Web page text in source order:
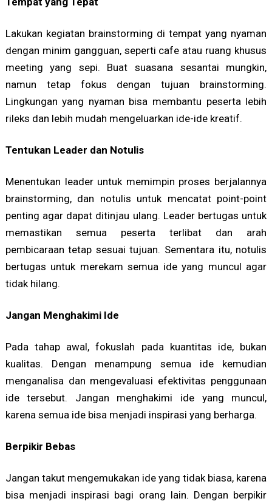
Lakukan kegiatan brainstorming di tempat yang nyaman
dengan minim gangguan, seperti cafe atau ruang khusus
meeting yang sepi. Buat suasana sesantai mungkin,
namun tetap fokus dengan tujuan brainstorming.
Lingkungan yang nyaman bisa membantu peserta lebih
rileks dan lebih mudah mengeluarkan ide-ide kreatif.
Tentukan Leader dan Notulis
Menentukan leader untuk memimpin proses berjalannya
brainstorming, dan notulis untuk mencatat point-point
penting agar dapat ditinjau ulang. Leader bertugas untuk
memastikan semua peserta terlibat dan arah
pembicaraan tetap sesuai tujuan. Sementara itu, notulis
bertugas untuk merekam semua ide yang muncul agar
tidak hilang.
Jangan Menghakimi Ide
Pada tahap awal, fokuslah pada kuantitas ide, bukan
kualitas. Dengan menampung semua ide kemudian
menganalisa dan mengevaluasi efektivitas penggunaan
ide tersebut. Jangan menghakimi ide yang muncul,
karena semua ide bisa menjadi inspirasi yang berharga.
Berpikir Bebas
Jangan takut mengemukakan ide yang tidak biasa, karena
bisa menjadi inspirasi bagi orang lain. Dengan berpikir